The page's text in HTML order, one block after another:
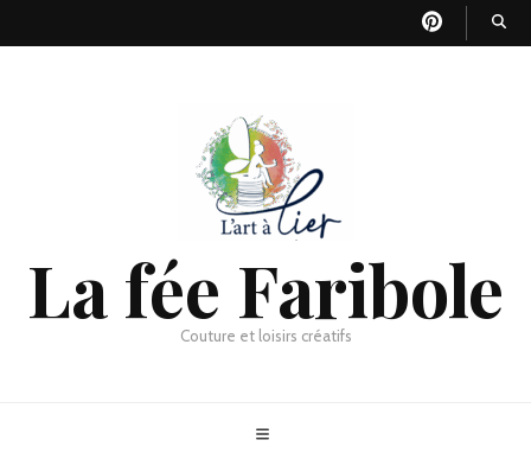
La fée Faribole
Couture et loisirs créatifs